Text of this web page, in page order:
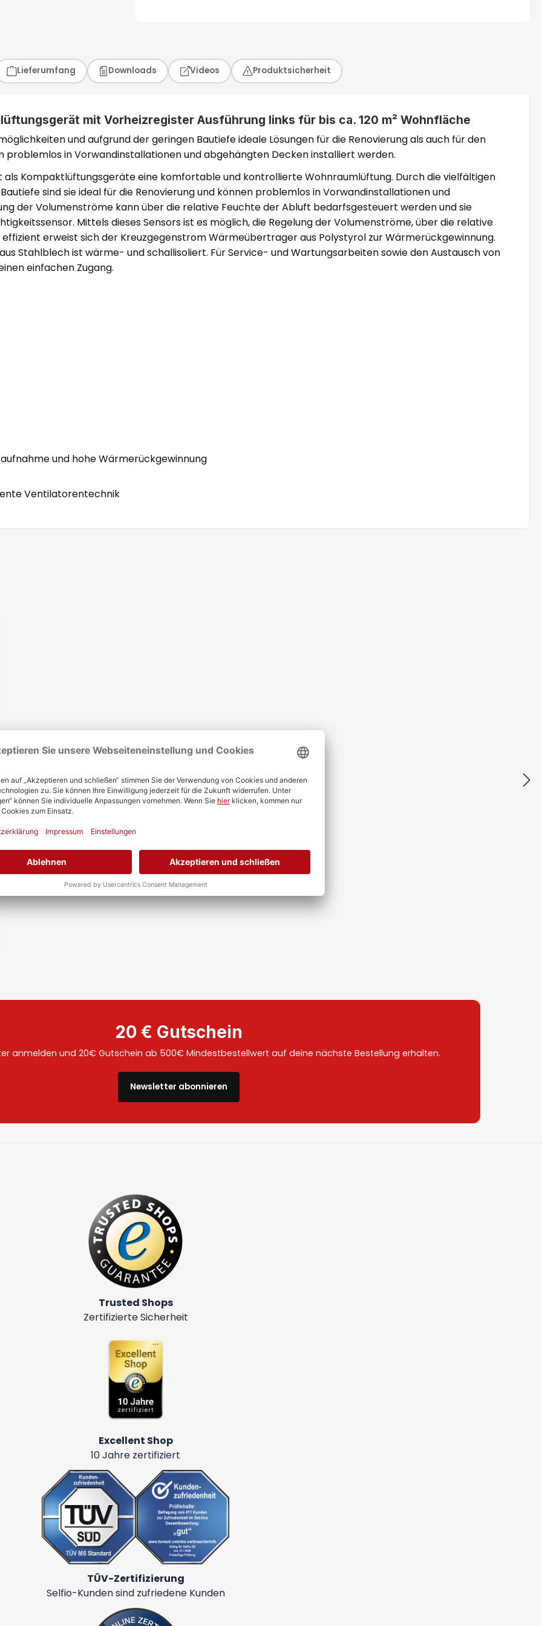
Lieferumfang Downloads Videos Produktsicherheit
mit Vorheizregister Ausführung links für bis ca. 120 m² Wohnfläche
und aufgrund der geringen Bautiefe ideale Lösungen für die Renovierung als auch für den
problemlos in Vorwandinstallationen und abgehängten Decken installiert werden.
Kompaktlüftungsgeräte eine komfortable und kontrollierte Wohnraumlüftung. Durch die vielfältigen
sind sie ideal für die Renovierung und können problemlos in Vorwandinstallationen und
der Volumenströme kann über die relative Feuchte der Abluft bedarfsgesteuert werden und sie
Mittels dieses Sensors ist es möglich, die Regelung der Volumenströme, über die relative
erweist sich der Kreuzgegenstrom Wärmeübertrager aus Polystyrol zur Wärmerückgewinnung.
Stahlblech ist wärme- und schallisoliert. Für Service- und Wartungsarbeiten sowie den Austausch von
einfachen Zugang.
und hohe Wärmerückgewinnung
Ventilatorentechnik
20 € Gutschein
anmelden und 20€ Gutschein ab 500€ Mindestbestellwert auf deine nächste Bestellung erhalten.
Newsletter abonnieren
Trusted Shops
Zertifizierte Sicherheit
Excellent Shop
10 Jahre zertifiziert
TÜV-Zertifizierung
Selfio-Kunden sind zufriedene Kunden